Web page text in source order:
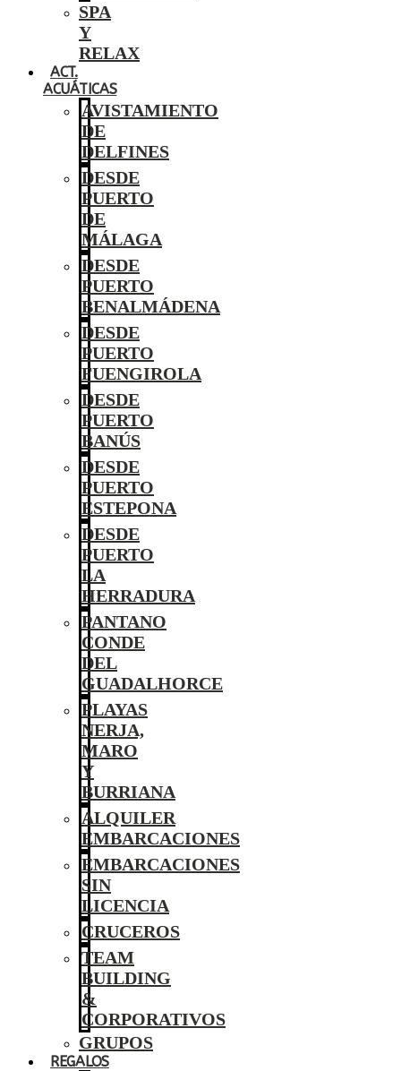
SPA
Y
RELAX
ACT.
ACUÁTICAS
AVISTAMIENTO
DE
DELFINES
DESDE
PUERTO
DE
MÁLAGA
DESDE
PUERTO
BENALMÁDENA
DESDE
PUERTO
FUENGIROLA
DESDE
PUERTO
BANÚS
DESDE
PUERTO
ESTEPONA
DESDE
PUERTO
LA
HERRADURA
PANTANO
CONDE
DEL
GUADALHORCE
PLAYAS
NERJA,
MARO
Y
BURRIANA
ALQUILER
EMBARCACIONES
EMBARCACIONES
SIN
LICENCIA
CRUCEROS
TEAM
BUILDING
&
CORPORATIVOS
GRUPOS
REGALOS